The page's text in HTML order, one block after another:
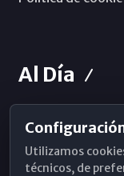
Al Día
Horarios de Misa
Hemeroteca
Utilizamos
técnicos, de